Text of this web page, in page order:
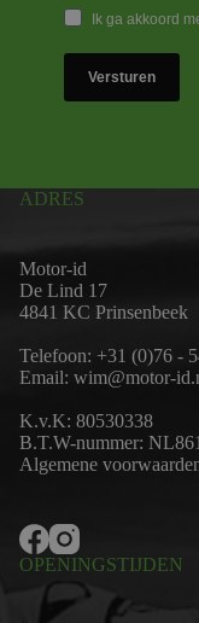
Ik ga akkoord
Versturen
ADRES
Motor-id
De Lind 17
4841 KC Prinsenbeek
Telefoon: +31 (0)76 -
Email: wim@motor-
K.v.K: 80530338
B.T.W-nummer:
Algemene
OPENINGSTIJDEN